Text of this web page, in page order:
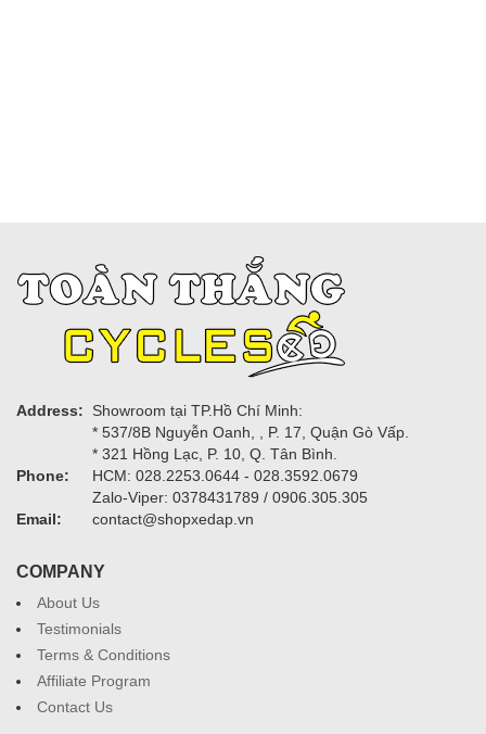
Address:
Showroom tại TP.Hồ Chí Minh:
* 537/8B Nguyễn Oanh, , P. 17, Quận Gò Vấp.
* 321 Hồng Lạc, P. 10, Q. Tân Bình.
Phone:
HCM: 028.2253.0644 - 028.3592.0679
Zalo-Viper: 0378431789 / 0906.305.305
Email:
contact@shopxedap.vn
COMPANY
About Us
Testimonials
Terms & Conditions
Affiliate Program
Contact Us